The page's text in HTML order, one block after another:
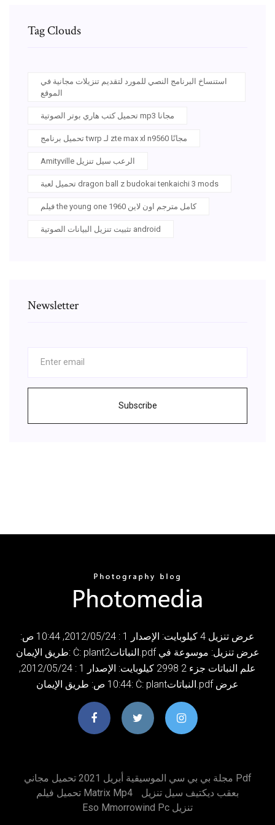
Tag Clouds
استنساخ البرنامج النصي للمورد لتقديم تنزيلات مجانية في
الموقع
تحميل كتب هاري بوتر الصوتية mp3 مجانا
تحميل برنامج twrp لـ zte max xl n9560 مجانًا
Amityville الرعب سيل تنزيل
تحميل لعبة dragon ball z budokai tenkaichi 3 mods
فيلم the young one 1960 كامل مترجم اون لاين
تثبيت تنزيل البيانات الصوتية android
Newsletter
Subscribe
عرض تنزيل 4 كيلوبايت: الإصدار 1 : 24‏/05‏/2012, 10:44 ص:
طريق الإيمان: Ċ: plant2النباتات.pdf عرض تنزيل: موسوعة في
علم النباتات جزء 2 2998 كيلوبايت: الإصدار 1 : 24‏/05‏/2012,
10:44 ص: طريق الإيمان: Ċ: plantالنباتات.pdf عرض
مجلة بي بي سي الموسيقية أبريل 2021 تحميل مجاني Pdf
تحميل فيلم Matrix Mp4
بعقب ديكتيف سيل تنزيل
Eso Mmorrowind Pc تنزيل